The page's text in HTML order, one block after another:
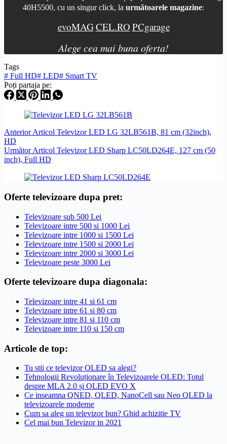
40H5500, cu un singur click, la următoarele magazine:
evoMAGCEL.RO PCgarage
Alege cea mai buna oferta!
Tags
# Full HD# LED# Smart TV
Poți partaja pe:
AnteriorArticol Televizor LED LG 32LB561B, 81 cm (32inch),
HD
UrmătorArticol Televizor LED Sharp LC50LD264E, 127 cm (50
inch), Full HD
Oferte televizoare dupa pret:
Televizoare sub 500 Lei
Televizoare intre 500 si 1000 Lei
Televizoare intre 1000 si 1500 Lei
Televizoare intre 1500 si 2000 Lei
Televizoare intre 2000 si 3000 Lei
Televizoare peste 3000 Lei
Oferte televizoare dupa diagonala:
Televizoare intre 41 si 61 cm
Televizoare intre 61 si 80 cm
Televizoare intre 81 si 110 cm
Televizoare intre 110 si 150 cm
Articole de top:
Tu stii ce televizor OLED sa alegi?
Tehnologii Revoluționare în Televizoarele OLED: Totul
despre MLA 2.0 și OLED EVO X
Ce inseamna QNED, QLED, NanoCell sau Neo QLED la
televizoarele moderne
Cum sa aleg un televizor bun? Ghid achizitie TV
Cel mai bun Televizor in 2021